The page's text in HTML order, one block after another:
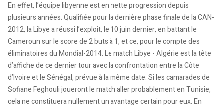
En effet, l’équipe libyenne est en nette progression depuis
plusieurs années. Qualifiée pour la dernière phase finale de la CAN-
2012, la Libye a réussi l’exploit, le 10 juin dernier, en battant le
Cameroun sur le score de 2 buts à 1, et ce, pour le compte des
éliminatoires du Mondial-2014. Le match Libye - Algérie est la tête
d’affiche de ce dernier tour avec la confrontation entre la Côte
d’Ivoire et le Sénégal, prévue à la même date. Si les camarades de
Sofiane Feghouli joueront le match aller probablement en Tunisie,
cela ne constituera nullement un avantage certain pour eux. En